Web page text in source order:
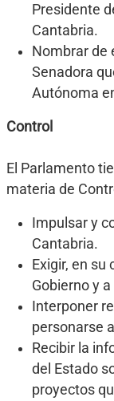
Presidente
Cantabria.
Nombrar de
Senadora
Autónoma
Control
El Parlamento
materia de
Impulsar y
Cantabria.
Exigir, en su
Gobierno y
Interponer
personarse
Recibir la
del Estado
proyectos